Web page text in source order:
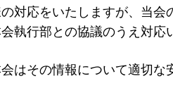
対応をいたしますが、当会
執行部との協議のうえ対応
はその情報について適切